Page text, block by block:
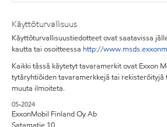
Käyttöturvallisuus
Käyttöturvallisuustiedotteet ovat saatavissa
kautta tai osoitteessa http://
Kaikki tässä käytetyt tavaramerkit ovat Exxon
tytäryhtiöiden tavaramerkkejä tai rekisteröityjä
muuta ilmoiteta.
05-2024
ExxonMobil Finland Oy Ab